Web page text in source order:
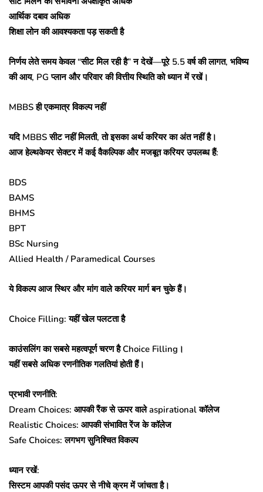
आर्थिक दबाव अधिक
शिक्षा लोन की आवश्यकता पड़ सकती है
निर्णय लेते समय केवल “सीट मिल रही है” न देखें—पूरे 5.5 वर्ष की लागत, भविष्य
की आय, PG प्लान और परिवार की वित्तीय स्थिति को ध्यान में रखें।
MBBS ही एकमात्र विकल्प नहीं
यदि MBBS सीट नहीं मिलती, तो इसका अर्थ करियर का अंत नहीं है।
आज हेल्थकेयर सेक्टर में कई वैकल्पिक और मजबूत करियर उपलब्ध हैं:
BDS
BAMS
BHMS
BPT
BSc Nursing
Allied Health / Paramedical Courses
ये विकल्प आज स्थिर और मांग वाले करियर मार्ग बन चुके हैं।
Choice Filling: यहीं खेल पलटता है
काउंसलिंग का सबसे महत्वपूर्ण चरण है Choice Filling।
यहीं सबसे अधिक रणनीतिक गलतियां होती हैं।
प्रभावी रणनीति:
Dream Choices: आपकी रैंक से ऊपर वाले aspirational कॉलेज
Realistic Choices: आपकी संभावित रेंज के कॉलेज
Safe Choices: लगभग सुनिश्चित विकल्प
ध्यान रखें:
सिस्टम आपकी पसंद ऊपर से नीचे क्रम में जांचता है।